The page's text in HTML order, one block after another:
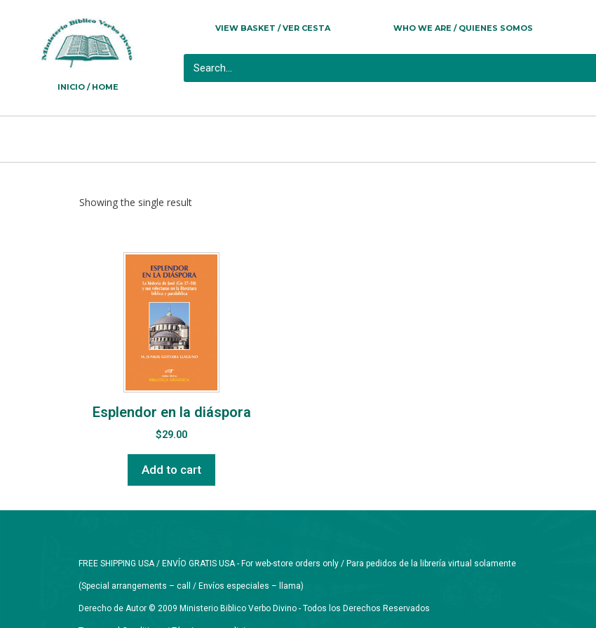
INICIO / HOME
VIEW BASKET / VER CESTA WHO WE ARE / QUIENES SOMOS
Showing the single result
Esplendor en la diáspora
$29.00
Add to cart
FREE SHIPPING USA / ENVÍO GRATIS USA - For web-store orders only / Para pedidos de la librería virtual solamente
(Special arrangements – call / Envíos especiales – llama)
Derecho de Autor © 2009 Ministerio Biblico Verbo Divino - Todos los Derechos Reservados